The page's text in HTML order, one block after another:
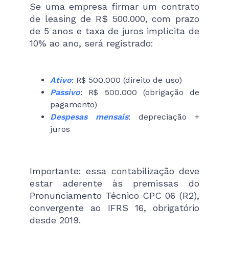
Se uma empresa firmar um contrato
de leasing de R$ 500.000, com prazo
de 5 anos e taxa de juros implícita de
10% ao ano, será registrado:
Ativo: R$ 500.000 (direito de uso)
Passivo: R$ 500.000 (obrigação de
pagamento)
Despesas mensais: depreciação +
juros
Importante: essa contabilização deve
estar aderente às premissas do
Pronunciamento Técnico CPC 06 (R2),
convergente ao IFRS 16, obrigatório
desde 2019.